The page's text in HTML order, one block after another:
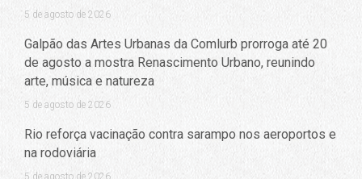
5 de agosto de 2026
Galpão das Artes Urbanas da Comlurb prorroga até 20
de agosto a mostra Renascimento Urbano, reunindo
arte, música e natureza
5 de agosto de 2026
Rio reforça vacinação contra sarampo nos aeroportos e
na rodoviária